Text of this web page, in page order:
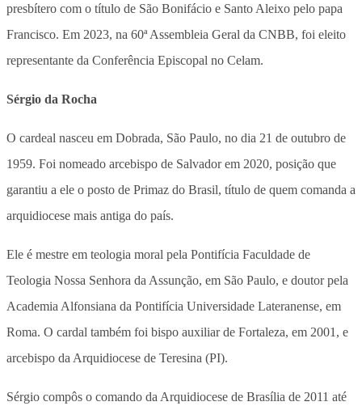
presbítero com o título de São Bonifácio e Santo Aleixo pelo papa
Francisco. Em 2023, na 60ª Assembleia Geral da CNBB, foi eleito
representante da Conferência Episcopal no Celam.
Sérgio da Rocha
O cardeal nasceu em Dobrada, São Paulo, no dia 21 de outubro de
1959. Foi nomeado arcebispo de Salvador em 2020, posição que
garantiu a ele o posto de Primaz do Brasil, título de quem comanda a
arquidiocese mais antiga do país.
Ele é mestre em teologia moral pela Pontifícia Faculdade de
Teologia Nossa Senhora da Assunção, em São Paulo, e doutor pela
Academia Alfonsiana da Pontifícia Universidade Lateranense, em
Roma. O cardal também foi bispo auxiliar de Fortaleza, em 2001, e
arcebispo da Arquidiocese de Teresina (PI).
Sérgio compôs o comando da Arquidiocese de Brasília de 2011 até